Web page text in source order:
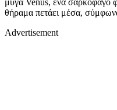
θήραμα πετάει μέσα,
Advertisement